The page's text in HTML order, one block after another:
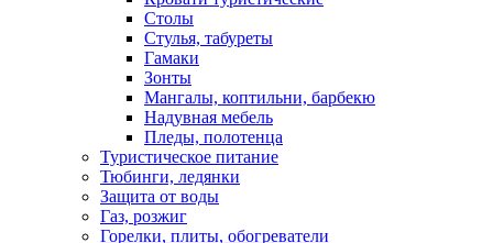
Столы
Стулья, табуреты
Гамаки
Зонты
Мангалы, коптильни, барбекю
Надувная мебель
Пледы, полотенца
Туристическое питание
Тюбинги, ледянки
Защита от воды
Газ, розжиг
Горелки, плиты, обогреватели